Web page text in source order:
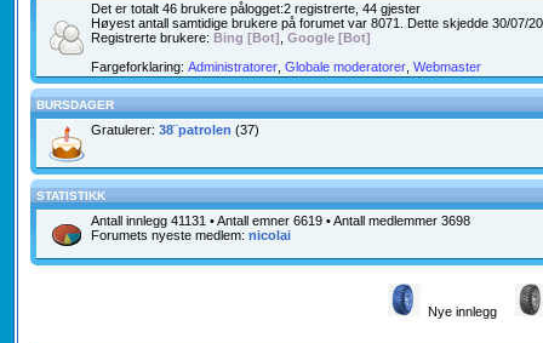
Det er totalt 46brukere pålogget:2 registrerte, 44 gjester
Høyest antall samtidige brukere på forumet var 8071
. Dette skjedde 30/07/
Registrerte brukere: Bing [Bot] Google [Bot]
Fargeforklaring: Administratorer, Globale moderatorer, Webmaster
BURSDAGER
Gratulerer: 38¨patrolen (37)
STATISTIKK
Antall innlegg 41131 • Antall emner 6619• Antall medlemmer 3698
Forumets nyeste medlem: nicolai
Nye innlegg